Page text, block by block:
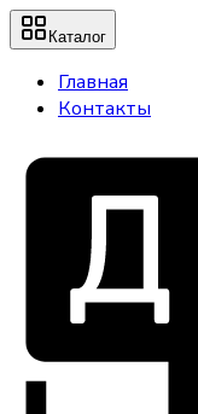
Каталог
Главная
Контакты